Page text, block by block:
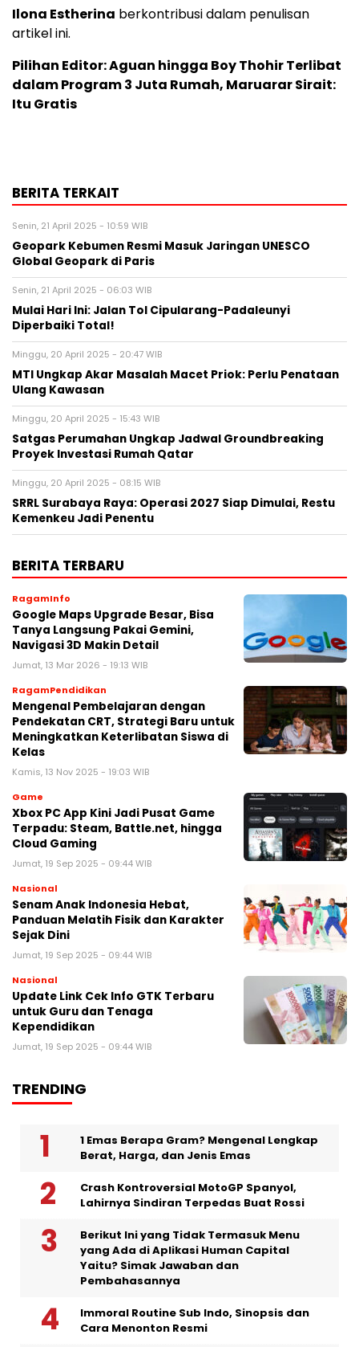
Ilona Estherina berkontribusi dalam penulisan
artikel ini.
Pilihan Editor: Aguan hingga Boy Thohir Terlibat
dalam Program 3 Juta Rumah, Maruarar Sirait:
Itu Gratis
BERITA TERKAIT
Senin, 21 April 2025 - 10:59 WIB
Geopark Kebumen Resmi Masuk Jaringan UNESCO
Global Geopark di Paris
Senin, 21 April 2025 - 06:03 WIB
Mulai Hari Ini: Jalan Tol Cipularang-Padaleunyi
Diperbaiki Total!
Minggu, 20 April 2025 - 20:47 WIB
MTI Ungkap Akar Masalah Macet Priok: Perlu Penataan
Ulang Kawasan
Minggu, 20 April 2025 - 15:43 WIB
Satgas Perumahan Ungkap Jadwal Groundbreaking
Proyek Investasi Rumah Qatar
Minggu, 20 April 2025 - 08:15 WIB
SRRL Surabaya Raya: Operasi 2027 Siap Dimulai, Restu
Kemenkeu Jadi Penentu
BERITA TERBARU
RagamInfo
Google Maps Upgrade Besar, Bisa
Tanya Langsung Pakai Gemini,
Navigasi 3D Makin Detail
Jumat, 13 Mar 2026 - 19:13 WIB
RagamPendidikan
Mengenal Pembelajaran dengan
Pendekatan CRT, Strategi Baru untuk
Meningkatkan Keterlibatan Siswa di
Kelas
Kamis, 13 Nov 2025 - 19:03 WIB
Game
Xbox PC App Kini Jadi Pusat Game
Terpadu: Steam, Battle.net, hingga
Cloud Gaming
Jumat, 19 Sep 2025 - 09:44 WIB
Nasional
Senam Anak Indonesia Hebat,
Panduan Melatih Fisik dan Karakter
Sejak Dini
Jumat, 19 Sep 2025 - 09:44 WIB
Nasional
Update Link Cek Info GTK Terbaru
untuk Guru dan Tenaga
Kependidikan
Jumat, 19 Sep 2025 - 09:44 WIB
TRENDING
1 Emas Berapa Gram? Mengenal Lengkap
Berat, Harga, dan Jenis Emas
Crash Kontroversial MotoGP Spanyol,
Lahirnya Sindiran Terpedas Buat Rossi
Berikut Ini yang Tidak Termasuk Menu
yang Ada di Aplikasi Human Capital
Yaitu? Simak Jawaban dan
Pembahasannya
Immoral Routine Sub Indo, Sinopsis dan
Cara Menonton Resmi